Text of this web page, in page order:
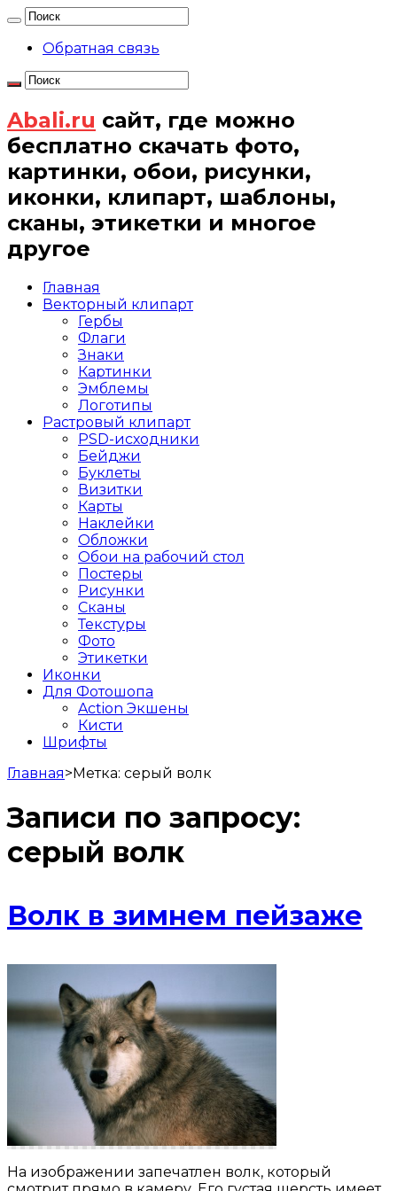
Обратная связь
Abali.ru сайт, где можно
бесплатно скачать фото,
картинки, обои, рисунки,
иконки, клипарт, шаблоны,
сканы, этикетки и многое
другое
Главная
Векторный клипарт
Гербы
Флаги
Знаки
Картинки
Эмблемы
Логотипы
Растровый клипарт
PSD-исходники
Бейджи
Буклеты
Визитки
Карты
Наклейки
Обложки
Обои на рабочий стол
Постеры
Рисунки
Сканы
Текстуры
Фото
Этикетки
Иконки
Для Фотошопа
Action Экшены
Кисти
Шрифты
Главная>Метка: серый волк
Записи по запросу:
серый волк
Волк в зимнем пейзаже
На изображении запечатлен волк, который